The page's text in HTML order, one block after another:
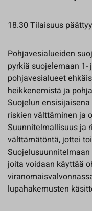
18.30 Tilaisuus päättyy
Pohjavesialueiden
pyrkiä suojelemaan 1-
pohjavesialueet
heikkenemistä ja
Suojelun
riskien välttäminen ja
Suunnitelmallisuus ja
välttämätöntä, jottei
joita voidaan käyttää
lupahakemusten